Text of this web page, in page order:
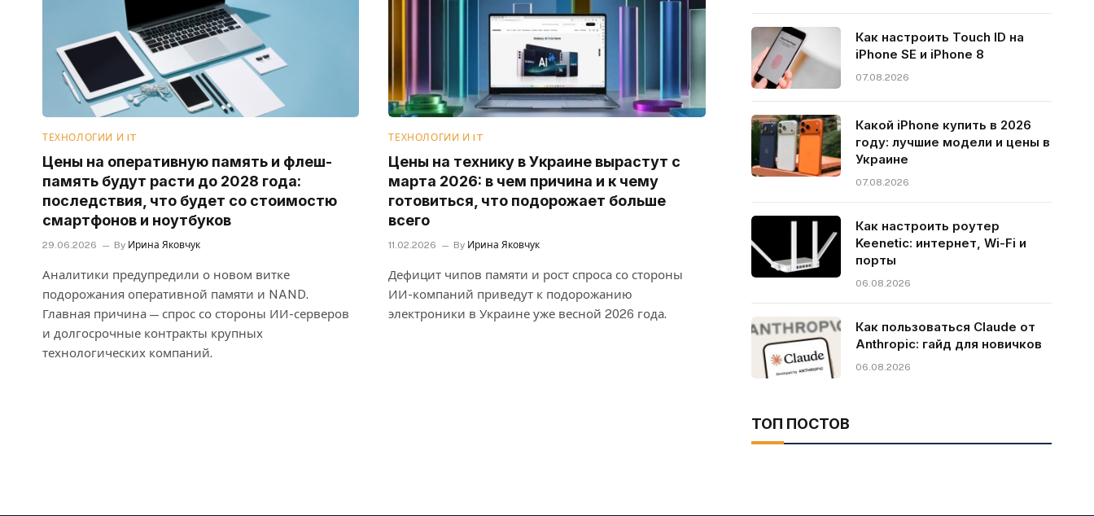
ТЕХНОЛОГИИ И IT
Цены на оперативную память и флеш-
память будут расти до 2028 года:
последствия, что будет со стоимостю
смартфонов и ноутбуков
29.06.2026 By Ирина Яковчук
Аналитики предупредили о новом витке
подорожания оперативной памяти и NAND.
Главная причина — спрос со стороны ИИ-серверов
и долгосрочные контракты крупных
технологических компаний.
ТЕХНОЛОГИИ И IT
Цены на технику в Украине вырастут с
марта 2026: в чем причина и к чему
готовиться, что подорожает больше
всего
11.02.2026 By Ирина Яковчук
Дефицит чипов памяти и рост спроса со стороны
ИИ-компаний приведут к подорожанию
электроники в Украине уже весной 2026 года.
Как настроить Touch ID на
iPhone SE и iPhone 8
07.08.2026
Какой iPhone купить в 2026
году: лучшие модели и цены в
Украине
07.08.2026
Как настроить роутер
Keenetic: интернет, Wi-Fi и
порты
06.08.2026
Как пользоваться Claude от
Anthropic: гайд для новичков
06.08.2026
ТОП ПОСТОВ